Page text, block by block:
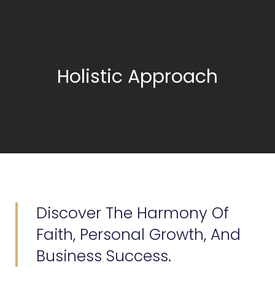
Holistic Approach
Discover The Harmony Of
Faith, Personal Growth, And
Business Success.